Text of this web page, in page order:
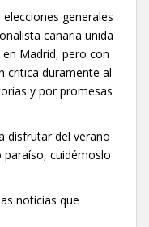
generales
canaria unida
Madrid, pero con
critica duramente al
y por promesas
disfrutar del verano
paraíso, cuidémoslo
noticias que